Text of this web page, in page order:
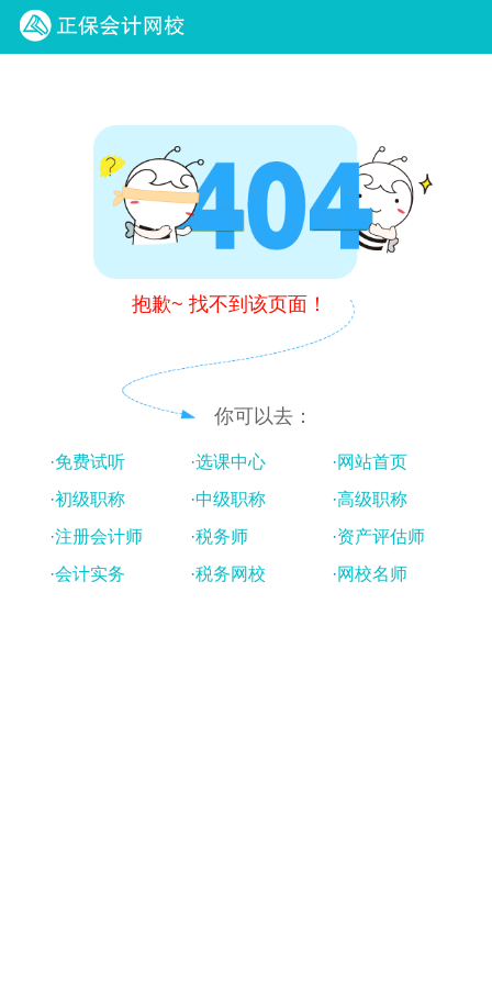
正保会计网校
抱歉~ 找不到该页面！
你可以去：
·免费试听 ·选课中心 ·网站首页
·初级职称 ·中级职称 ·高级职称
·注册会计师 ·税务师 ·资产评估师
·会计实务 ·税务网校 ·网校名师